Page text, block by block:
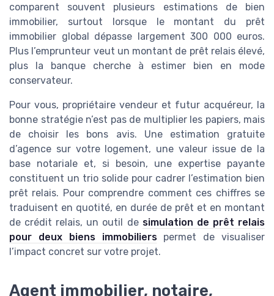
comparent souvent plusieurs estimations de bien
immobilier, surtout lorsque le montant du prêt
immobilier global dépasse largement 300 000 euros.
Plus l’emprunteur veut un montant de prêt relais élevé,
plus la banque cherche à estimer bien en mode
conservateur.
Pour vous, propriétaire vendeur et futur acquéreur, la
bonne stratégie n’est pas de multiplier les papiers, mais
de choisir les bons avis. Une estimation gratuite
d’agence sur votre logement, une valeur issue de la
base notariale et, si besoin, une expertise payante
constituent un trio solide pour cadrer l’estimation bien
prêt relais. Pour comprendre comment ces chiffres se
traduisent en quotité, en durée de prêt et en montant
de crédit relais, un outil de simulation de prêt relais
pour deux biens immobilierspermet de visualiser
l’impact concret sur votre projet.
Agent immobilier, notaire,